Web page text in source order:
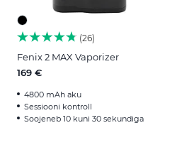
26
Fenix 2 MAX Vaporizer
169 €
4800 mAh aku
Sessiooni kontroll
Soojeneb 10 kuni 30 sekundiga